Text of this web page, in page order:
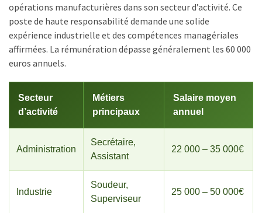
opérations manufacturières dans son secteur d’activité. Ce
poste de haute responsabilité demande une solide
expérience industrielle et des compétences managériales
affirmées. La rémunération dépasse généralement les 60 000
euros annuels.
Secteur
d’activité
Métiers
principaux
Salaire moyen
annuel
Administration
Secrétaire,
Assistant
22 000 – 35 000€
Industrie
Soudeur,
Superviseur
25 000 – 50 000€